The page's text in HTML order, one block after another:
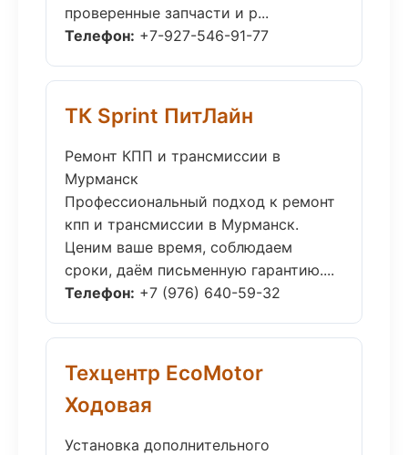
проверенные запчасти и р...
Телефон: +7-927-546-91-77
ТК Sprint ПитЛайн
Ремонт КПП и трансмиссии в
Мурманск
Профессиональный подход к ремонт
кпп и трансмиссии в Мурманск.
Ценим ваше время, соблюдаем
сроки, даём письменную гарантию....
Телефон: +7 (976) 640-59-32
Техцентр EcoMotor
Ходовая
Установка дополнительного